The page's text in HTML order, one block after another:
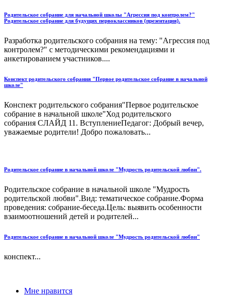
Родительское собрание для начальной школы "Агрессия под контролем?"
Родительское собрание для будущих первоклассников (презентация).
Разработка родительского собрания на тему: "Агрессия под
контролем?" с методическими рекомендациями и
анкетированием участников....
Конспект родительского собрания "Первое родительское собрание в начальной
школе"
Конспект родительского собрания"Первое родительское
собрание в начальной школе"Ход родительского
собрания СЛАЙД 11. ВступлениеПедагог: Добрый вечер,
уважаемые родители! Добро пожаловать...
Родительское собрание в начальной школе "Мудрость родительской любви".
Родительское собрание в начальной школе "Мудрость
родительской любви".Вид: тематическое собрание.Форма
проведения: собрание-беседа.Цель: выявить особенности
взаимоотношений детей и родителей...
Родительское собрание в начальной школе "Мудрость родительской любви"
конспект...
Мне нравится